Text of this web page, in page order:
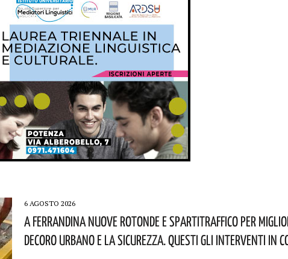
6 AGOSTO 2026
A Ferrandina Nuove Rotonde E Spartitraffico Per
Decoro Urbano E La Sicurezza. Questi Gli Interventi In